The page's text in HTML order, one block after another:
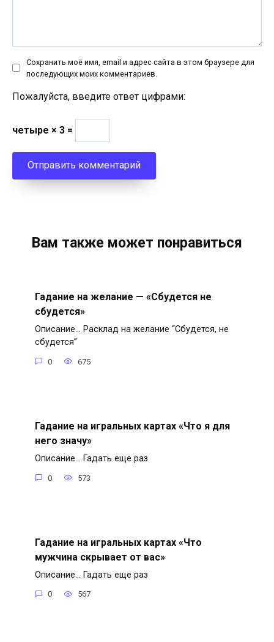
Сохранить моё имя, email и адрес сайта в этом браузере для
последующих моих комментариев.
Пожалуйста, введите ответ цифрами:
четыре × 3 =
Вам также может понравиться
Гадание на желание — «Сбудется не
сбудется»
Описание… Расклад на желание “Сбудется, не
сбудется”
0 675
Гадание на игральных картах «Что я для
него значу»
Описание… Гадать еще раз
0 573
Гадание на игральных картах «Что
мужчина скрывает от вас»
Описание… Гадать еще раз
0 567